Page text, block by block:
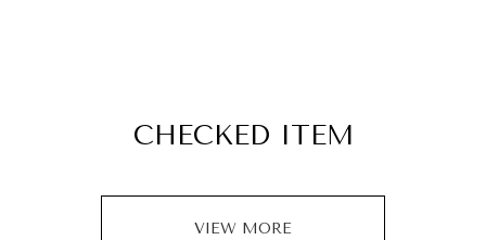
CHECKED ITEM
VIEW MORE